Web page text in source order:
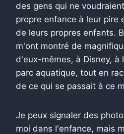
des gens qui ne
propre enfance à leur pire
de leurs propres enfants.
m'ont montré de
d'eux-mêmes, à Disney, à
parc aquatique, tout en
de ce qui se passait à ce
Je peux signaler des
moi dans l'enfance, mais